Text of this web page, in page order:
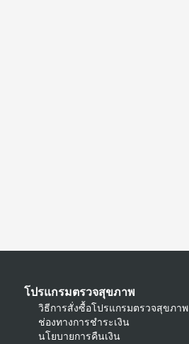
โปรแกรมตรวจสุขภาพ
วิธีการสั่งซื้อโปรแกรมตรวจสุขภาพ
ช่องทางการชำระเงิน
นโยบายการคืนเงิน